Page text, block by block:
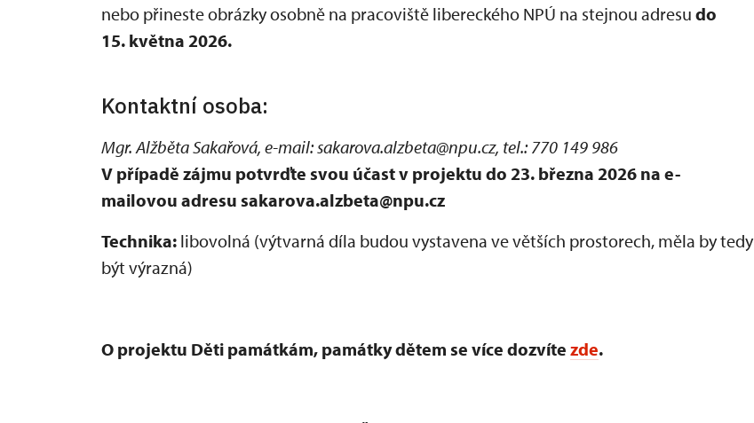
nebo přineste obrázky osobně na pracoviště libereckého NPÚ na stejnou adresu do
15. května 2026.
Kontaktní osoba:
Mgr. Alžběta Sakařová, e-mail: sakarova.alzbeta@npu.cz, tel.: 770 149 986
V případě zájmu potvrďte svou účast v projektu do 23. března 2026 na e-
mailovou adresu sakarova.alzbeta@npu.cz
Technika: libovolná (výtvarná díla budou vystavena ve větších prostorech, měla by tedy
být výrazná)
O projektu Děti památkám, památky dětem se více dozvíte zde.